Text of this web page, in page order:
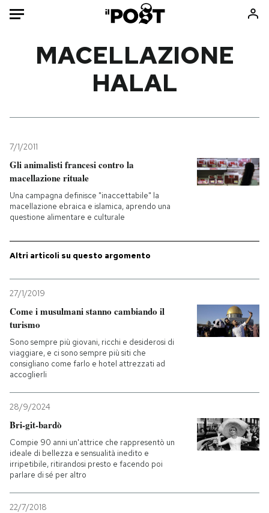
Mondo
Internet
Cultura
Economia
Sport
Libri
Ok Boomer!
Europa
Mondiali calcio 2026
PODCAST
I MIEI PREFERITI
SHOP
CALENDARIO
AREA PERSONALE
MACELLAZIONE
HALAL
7/1/2011
Gli animalisti francesi contro la
macellazione rituale
Una campagna definisce "inaccettabile" la
macellazione ebraica e islamica, aprendo una
questione alimentare e culturale
Altri articoli su questo argomento
27/1/2019
Come i musulmani stanno cambiando il
turismo
Sono sempre più giovani, ricchi e desiderosi di
viaggiare, e ci sono sempre più siti che
consigliano come farlo e hotel attrezzati ad
accoglierli
28/9/2024
Bri-git-bardò
Compie 90 anni un'attrice che rappresentò un
ideale di bellezza e sensualità inedito e
irripetibile, ritirandosi presto e facendo poi
parlare di sé per altro
22/7/2018